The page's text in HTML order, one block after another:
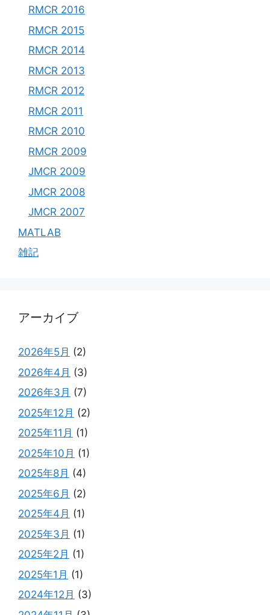
RMCR 2016
RMCR 2015
RMCR 2014
RMCR 2013
RMCR 2012
RMCR 2011
RMCR 2010
RMCR 2009
JMCR 2009
JMCR 2008
JMCR 2007
MATLAB
雑記
アーカイブ
2026年5月 (2)
2026年4月 (3)
2026年3月 (7)
2025年12月 (2)
2025年11月 (1)
2025年10月 (1)
2025年8月 (4)
2025年6月 (2)
2025年4月 (1)
2025年3月 (1)
2025年2月 (1)
2025年1月 (1)
2024年12月 (3)